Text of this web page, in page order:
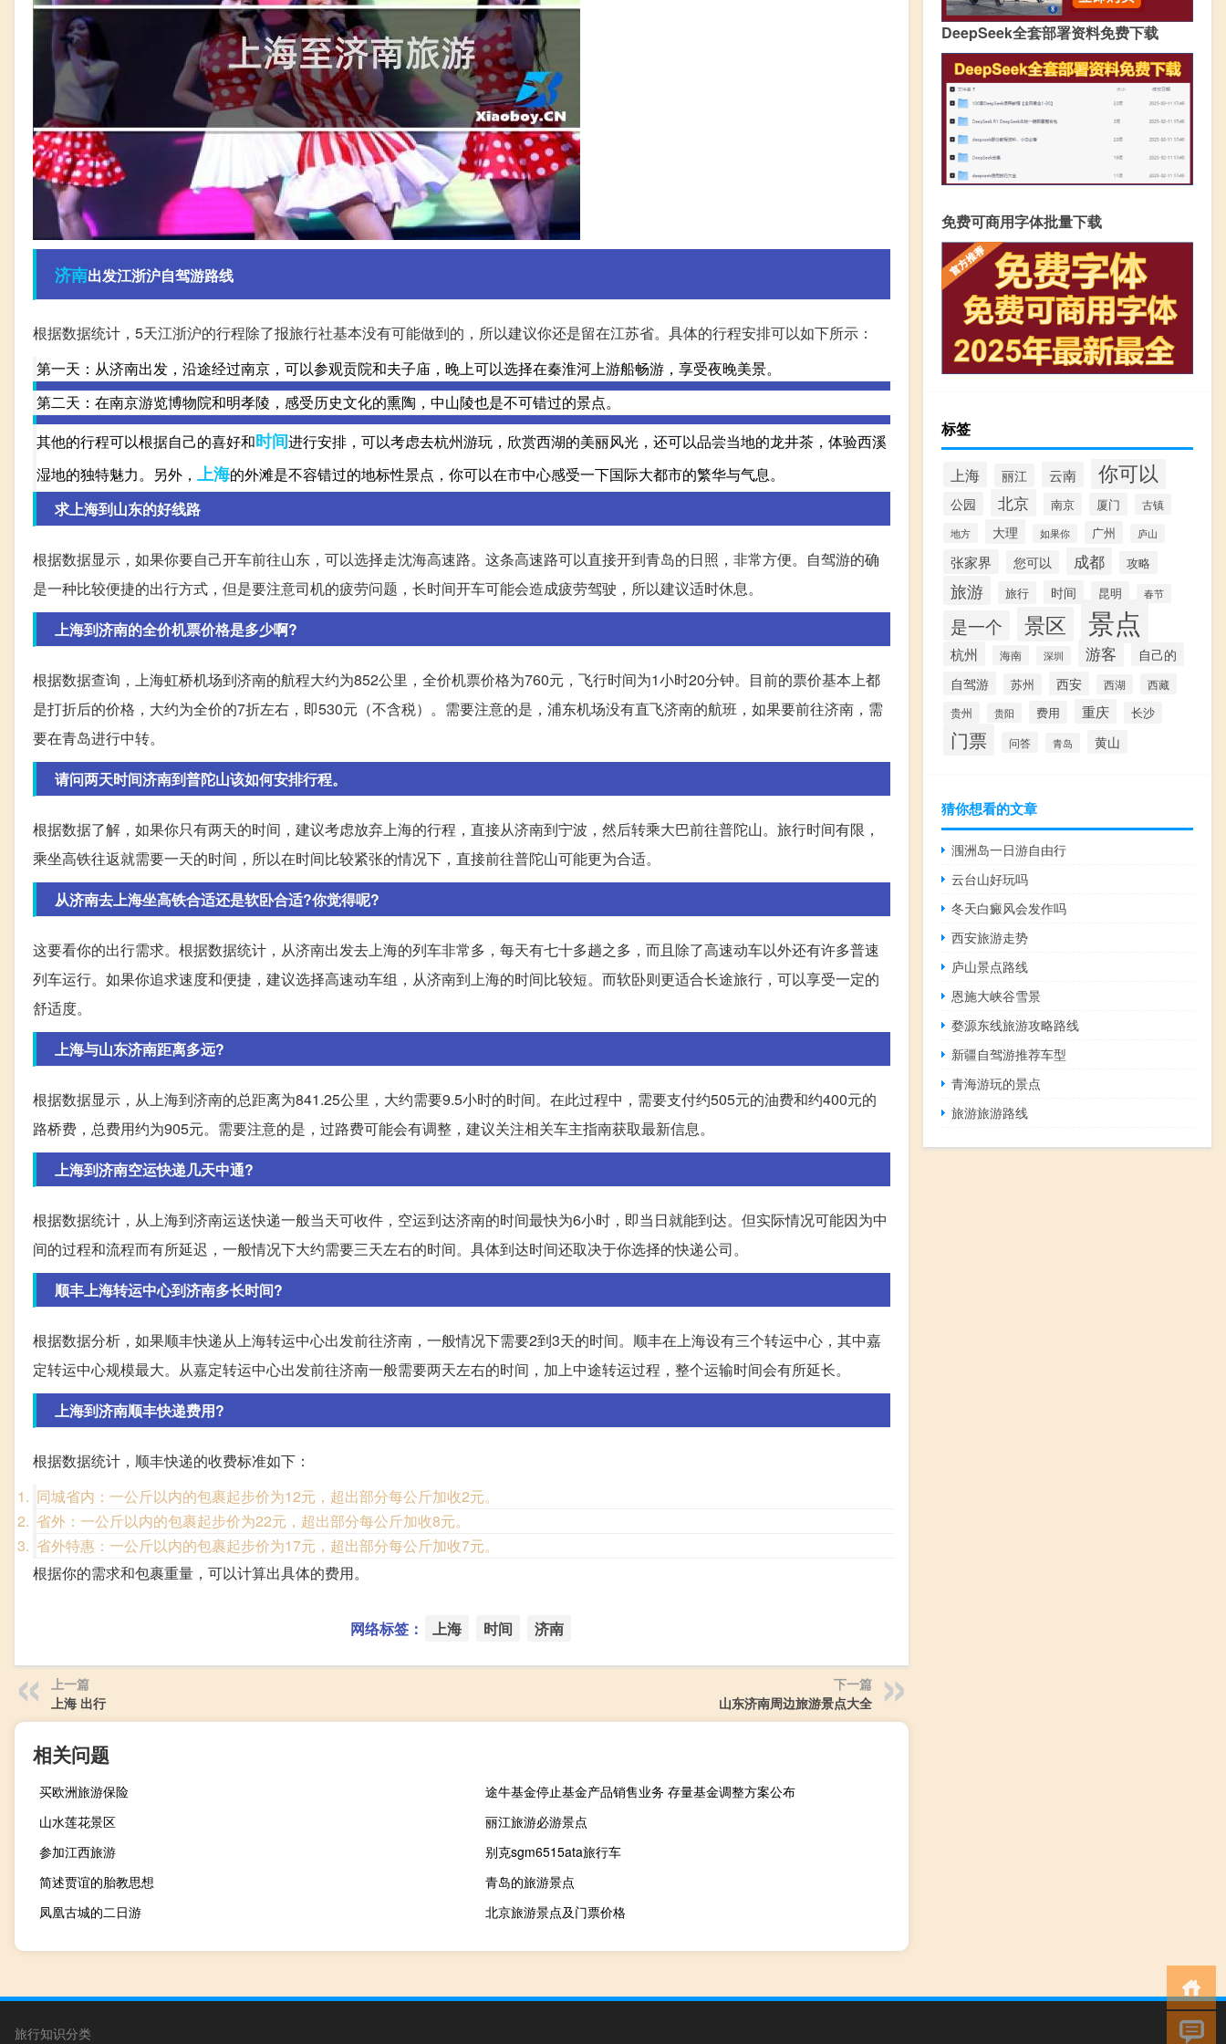
济南出发江浙沪自驾游路线
根据数据统计，5天江浙沪的行程除了报旅行社基本没有可能做到的，所以建议你还是留在江苏省。具体的行程安排可以如下所示：
第一天：从济南出发，沿途经过南京，可以参观贡院和夫子庙，晚上可以选择在秦淮河上游船畅游，享受夜晚美景。
第二天：在南京游览博物院和明孝陵，感受历史文化的熏陶，中山陵也是不可错过的景点。
其他的行程可以根据自己的喜好和时间进行安排，可以考虑去杭州游玩，欣赏西湖的美丽风光，还可以品尝当地的龙井茶，体验西溪
湿地的独特魅力。另外， 上海的外滩是不容错过的地标性景点，你可以在市中心感受一下国际大都市的繁华与气息。
求上海到山东的好线路
根据数据显示，如果你要自己开车前往山东，可以选择走沈海高速路。这条高速路可以直接开到青岛的日照，非常方便。自驾游的确
是一种比较便捷的出行方式，但是要注意司机的疲劳问题，长时间开车可能会造成疲劳驾驶，所以建议适时休息。
上海到济南的全价机票价格是多少啊?
根据数据查询，上海虹桥机场到济南的航程大约为852公里，全价机票价格为760元，飞行时间为1小时20分钟。目前的票价基本上都
是打折后的价格，大约为全价的7折左右，即530元（不含税）。需要注意的是，浦东机场没有直飞济南的航班，如果要前往济南，需
要在青岛进行中转。
请问两天时间济南到普陀山该如何安排行程。
根据数据了解，如果你只有两天的时间，建议考虑放弃上海的行程，直接从济南到宁波，然后转乘大巴前往普陀山。旅行时间有限，
乘坐高铁往返就需要一天的时间，所以在时间比较紧张的情况下，直接前往普陀山可能更为合适。
从济南去上海坐高铁合适还是软卧合适?你觉得呢?
这要看你的出行需求。根据数据统计，从济南出发去上海的列车非常多，每天有七十多趟之多，而且除了高速动车以外还有许多普速
列车运行。如果你追求速度和便捷，建议选择高速动车组，从济南到上海的时间比较短。而软卧则更适合长途旅行，可以享受一定的
舒适度。
上海与山东济南距离多远?
根据数据显示，从上海到济南的总距离为841.25公里，大约需要9.5小时的时间。在此过程中，需要支付约505元的油费和约400元的
路桥费，总费用约为905元。需要注意的是，过路费可能会有调整，建议关注相关车主指南获取最新信息。
上海到济南空运快递几天中通?
根据数据统计，从上海到济南运送快递一般当天可收件，空运到达济南的时间最快为6小时，即当日就能到达。但实际情况可能因为中
间的过程和流程而有所延迟，一般情况下大约需要三天左右的时间。具体到达时间还取决于你选择的快递公司。
顺丰上海转运中心到济南多长时间?
根据数据分析，如果顺丰快递从上海转运中心出发前往济南，一般情况下需要2到3天的时间。顺丰在上海设有三个转运中心，其中嘉
定转运中心规模最大。从嘉定转运中心出发前往济南一般需要两天左右的时间，加上中途转运过程，整个运输时间会有所延长。
上海到济南顺丰快递费用?
根据数据统计，顺丰快递的收费标准如下：
同城省内：一公斤以内的包裹起步价为12元，超出部分每公斤加收2元。
省外：一公斤以内的包裹起步价为22元，超出部分每公斤加收8元。
省外特惠：一公斤以内的包裹起步价为17元，超出部分每公斤加收7元。
根据你的需求和包裹重量，可以计算出具体的费用。
网络标签： 上海 时间 济南
上一篇
上海 出行
下一篇
山东济南周边旅游景点大全
相关问题
买欧洲旅游保险
途牛基金停止基金产品销售业务 存量基金调整方案公布
山水莲花景区
丽江旅游必游景点
参加江西旅游
别克sgm6515ata旅行车
简述贾谊的胎教思想
青岛的旅游景点
凤凰古城的二日游
北京旅游景点及门票价格
DeepSeek全套部署资料免费下载
免费可商用字体批量下载
标签
上海 丽江 云南 你可以
公园 北京 南京 厦门 古镇
地方 大理 如果你 广州 庐山
张家界 您可以 成都 攻略
旅游 旅行 时间 昆明 春节
是一个 景区 景点
杭州 海南 深圳 游客
自己的
自驾游
苏州 西安 西湖 西藏
贵州 贵阳 费用 重庆 长沙
门票 问答 青岛 黄山
猜你想看的文章
涠洲岛一日游自由行
云台山好玩吗
冬天白癜风会发作吗
西安旅游走势
庐山景点路线
恩施大峡谷雪景
婺源东线旅游攻略路线
新疆自驾游推荐车型
青海游玩的景点
旅游旅游路线
旅行知识分类